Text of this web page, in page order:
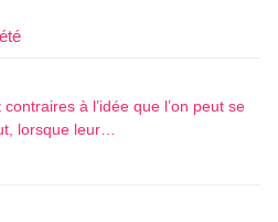
à l’idée que l’on peut se
lorsque leur…